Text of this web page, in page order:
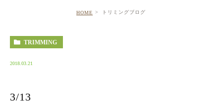
HOME トリミングブログ
TRIMMING
2018.03.21
3/13